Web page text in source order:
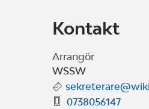
Kontakt
Arrangör
WSSW
0738056147